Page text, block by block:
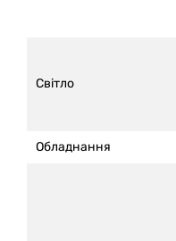
Світло
Обладнання